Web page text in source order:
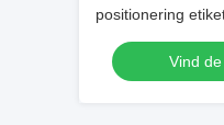
positionering
Vind